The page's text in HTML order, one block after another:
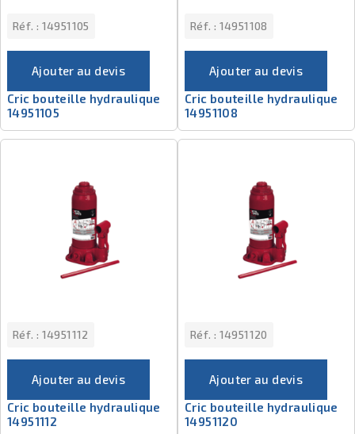
Réf. : 14951105
Ajouter au devis
Cric bouteille hydraulique
14951105
Réf. : 14951108
Ajouter au devis
Cric bouteille hydraulique
14951108
Réf. : 14951112
Ajouter au devis
Cric bouteille hydraulique
14951112
Réf. : 14951120
Ajouter au devis
Cric bouteille hydraulique
14951120